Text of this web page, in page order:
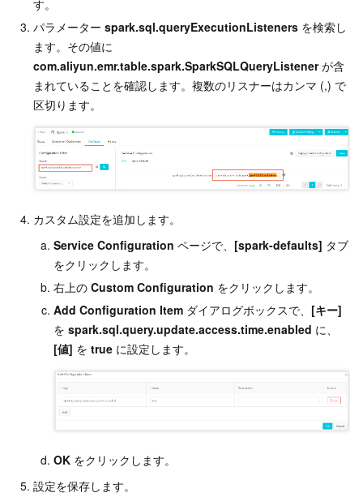
す。
パラメーター spark.sql.queryExecutionListeners を検索し
ます。その値に
com.aliyun.emr.table.spark.SparkSQLQueryListenerが含
まれていることを確認します。複数のリスナーはカンマ (,) で
区切ります。
カスタム設定を追加します。
Service Configuration ページで、 [spark-defaults] タブ
をクリックします。
右上の Custom Configuration をクリックします。
Add Configuration Item ダイアログボックスで、 [キー]
を spark.sql.query.update.access.time.enabled に、
[値] を true に設定します。
OK をクリックします。
設定を保存します。